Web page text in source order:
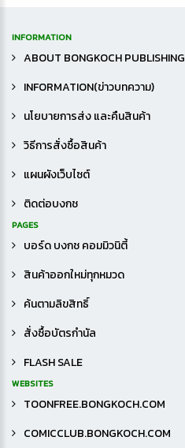
INFORMATION
ABOUT BONGKOCH PUBLISHING
INFORMATION(ข่าวบทความ)
นโยบายการส่ง และคืนสินค้า
วิธีการสั่งซื้อสินค้า
แผนผังเว็บไซต์
ติดต่อบงกช
PAGES
บอร์ด บงกช คอมมิวนิตี้
สินค้าออกใหม่ทุกหมวด
ค้นตามลิขสิทธิ์
สั่งซื้อบัตรกำนัล
FLASH SALE
WEBSITES
TOONFREE.BONGKOCH.COM
COMICCLUB.BONGKOCH.COM